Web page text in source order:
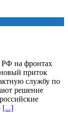
РФ на фронтах
приток
службу по
решение
[...]